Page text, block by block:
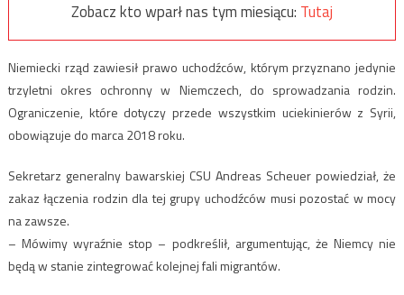
Zobacz kto wparł nas tym miesiącu: Tutaj
Niemiecki rząd zawiesił prawo uchodźców, którym przyznano jedynie
trzyletni okres ochronny w Niemczech, do sprowadzania rodzin.
Ograniczenie, które dotyczy przede wszystkim uciekinierów z Syrii,
obowiązuje do marca 2018 roku.
Sekretarz generalny bawarskiej CSU Andreas Scheuer powiedział, że
zakaz łączenia rodzin dla tej grupy uchodźców musi pozostać w mocy
na zawsze.
– Mówimy wyraźnie stop – podkreślił, argumentując, że Niemcy nie
będą w stanie zintegrować kolejnej fali migrantów.